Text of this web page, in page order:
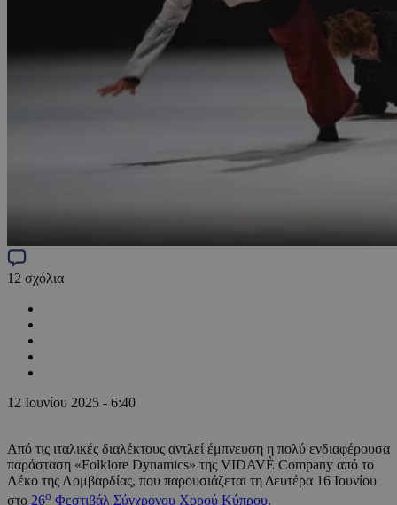
12 σχόλια
12 Ιουνίου 2025 - 6:40
Από τις ιταλικές διαλέκτους αντλεί έμπνευση η πολύ ενδιαφέρουσα
παράσταση «Folklore Dynamics» της VIDAVÈ Company από το
Λέκο της Λομβαρδίας, που παρουσιάζεται τη Δευτέρα 16 Ιουνίου
στο 26ο Φεστιβάλ Σύγχρονου Χορού Κύπρου.